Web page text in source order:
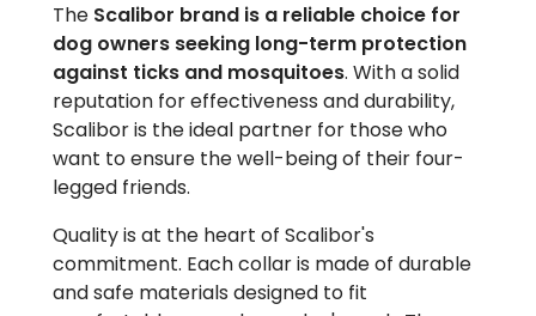
The Scalibor brand is a reliable choice for
dog owners seeking long-term protection
against ticks and mosquitoes. With a solid
reputation for effectiveness and durability,
Scalibor is the ideal partner for those who
want to ensure the well-being of their four-
legged friends.
Quality is at the heart of Scalibor's
commitment. Each collar is made of durable
and safe materials designed to fit